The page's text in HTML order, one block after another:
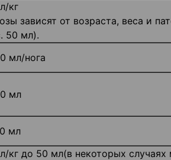
кг
зависят от возраста, веса и
50 мл).
мл/нога
мл
мл
кг до 50 мл(в некоторых